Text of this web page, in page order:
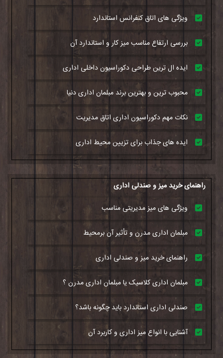
ویژگی های اتاق کنفرانس استاندارد
بررسی ارتفاع مناسب میز کار و استاندارد آن
ایده ال ترین طراحی دکوراسیون داخلی اداری
محبوب ترین و بهترین برند مبلمان اداری دنیا
نکات مهم دکوراسیون اداری اتاق مدیریت
ایده های جذاب برای تزیین محیط اداری
راهنمای خرید میز و صندلی اداری
ویژگی های میز مدیریتی مناسب
مبلمان اداری مدرن و تأثیر آن برمحیط
راهنمای خرید میز و صندلی اداری
مبلمان اداری کلاسیک یا مبلمان اداری مدرن ؟
صندلی اداری استاندارد باید چگونه باشد؟
آشنایی با انواع میز اداری و کاربرد آن